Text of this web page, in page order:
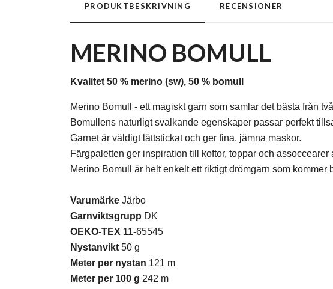
PRODUKTBESKRIVNING RECENSIONER
MERINO BOMULL
Kvalitet 50 % merino (sw), 50 % bomull
Merino Bomull - ett magiskt garn som samlar det bästa från
Bomullens naturligt svalkande egenskaper passar perfekt
Garnet är väldigt lättstickat och ger fina, jämna maskor.
Färgpaletten ger inspiration till koftor, toppar och
Merino Bomull är helt enkelt ett riktigt drömgarn som kommer
Varumärke Järbo
Garnviktsgrupp DK
OEKO-TEX 11-65545
Nystanvikt 50 g
Meter per nystan 121 m
Meter per 100 g 242 m